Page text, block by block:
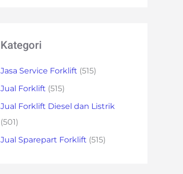
Kategori
Jasa Service Forklift (515)
Jual Forklift (515)
Jual Forklift Diesel dan Listrik
(501)
Jual Sparepart Forklift (515)